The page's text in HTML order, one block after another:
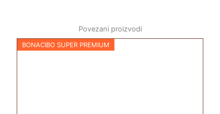
Povezani proizvodi
BONACIBO SUPER PREMIUM